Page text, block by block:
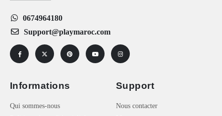
0674964180
Support@playmaroc.com
Informations
Qui sommes-nous
Support
Nous contacter